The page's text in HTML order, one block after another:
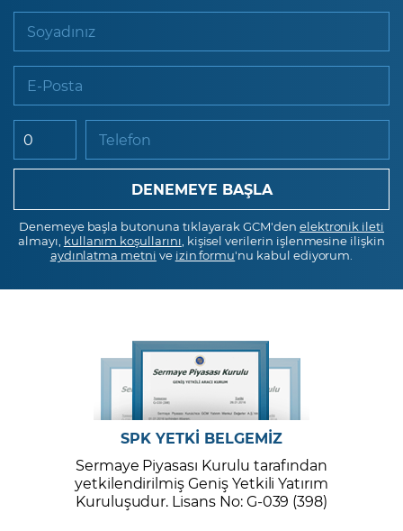
Soyadınız
E-Posta
Telefon
Denemeye başla butonuna tıklayarak GCM'den elektronik ileti
almayı, kullanım koşullarını , kişisel verilerin işlenmesine ilişkin
aydınlatma metni ve izin formu'nu kabul ediyorum.
SPK YETKİ BELGEMİZ
Sermaye Piyasası Kurulu tarafından
yetkilendirilmiş Geniş Yetkili Yatırım
Kuruluşudur. Lisans No: G-039 (398)